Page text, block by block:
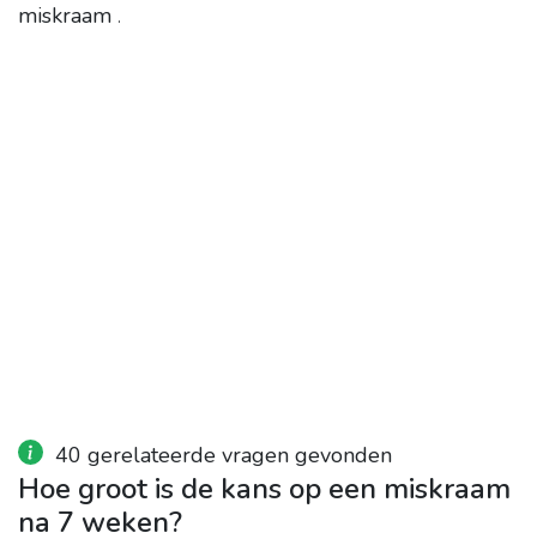
miskraam .
40 gerelateerde vragen gevonden
Hoe groot is de kans op een miskraam
na 7 weken?